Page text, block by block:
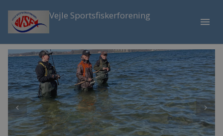
Vejle Sportsfiskerforening
menu